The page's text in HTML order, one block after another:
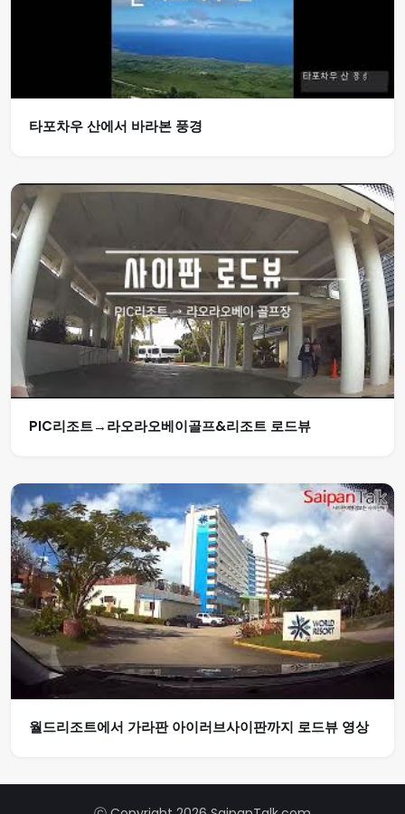
타포차우 산에서 바라본 풍경
PIC리조트→라오라오베이골프&리조트 로드뷰
월드리조트에서 가라판 아이러브사이판까지 로드뷰 영상